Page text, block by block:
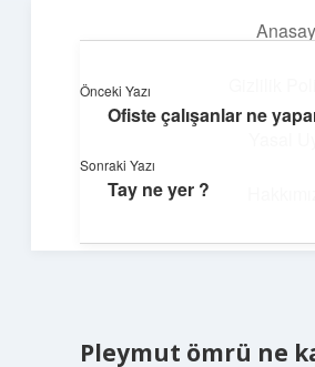
Pratik Çözüm
Hayatını kolaylaştıran zekice
Pleymut ömrü ne
Önceki Yazı
Ofiste çalışanlar ne
Sonraki Yazı
Tay ne yer ?